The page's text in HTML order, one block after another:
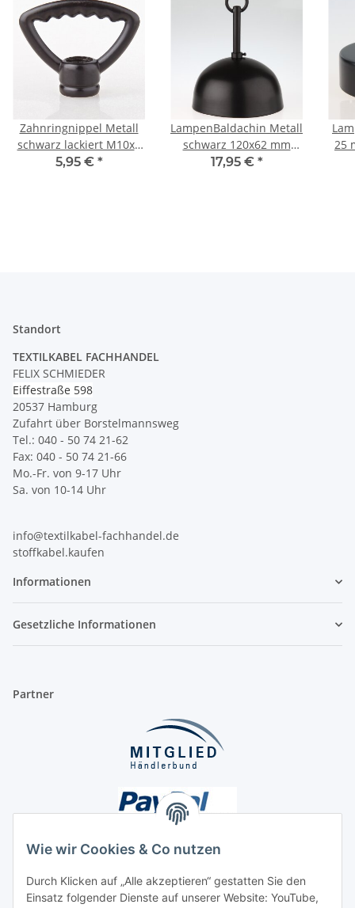
Wie wir Cookies & Co nutzen
Durch Klicken auf „Alle akzeptieren“ gestatten Sie den
Einsatz folgender Dienste auf unserer Website: YouTube,
Zahnringnippel Metall
schwarz lackiert M10x1
Innengewinde –
5,95 € *
LampenBaldachin Metall
schwarz 120x62 mm
große Kugelform mit
17,95 € *
25
Standort
TEXTILKABEL FACHHANDEL
FELIX SCHMIEDER
Eiffestraße 598
20537 Hamburg
Zufahrt über Borstelmannsweg
Tel.: 040 - 50 74 21-62
Fax: 040 - 50 74 21-66
Mo.-Fr. von 9-17 Uhr
Sa. von 10-14 Uhr
info@textilkabel-fachhandel.de
stoffkabel.kaufen
Informationen
Gesetzliche Informationen
Partner
Unsere Seiten